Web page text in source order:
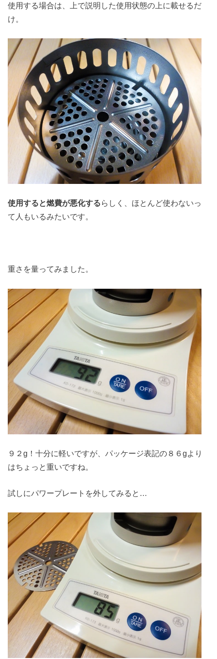
使用する場合は、上で説明した使用状態の上に載せるだ
け。
使用すると燃費が悪化するらしく、ほとんど使わないっ
て人もいるみたいです。
重さを量ってみました。
９２g！十分に軽いですが、パッケージ表記の８６gより
はちょっと重いですね。
試しにパワープレートを外してみると…